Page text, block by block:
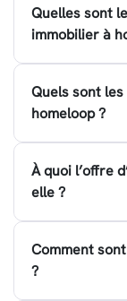
Quelles sont
immobilier à
Quels sont
homeloop ?
À quoi l’offre
elle ?
Comment
?